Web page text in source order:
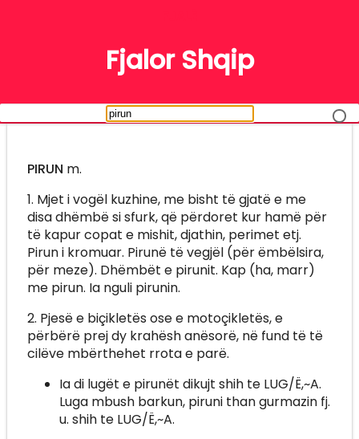
Fjalor Shqip
PIRUN m.
1. Mjet i vogël kuzhine, me bisht të gjatë e me
disa dhëmbë si sfurk, që përdoret kur hamë për
të kapur copat e mishit, djathin, perimet etj.
Pirun i kromuar. Pirunë të vegjël (për ëmbëlsira,
për meze). Dhëmbët e pirunit. Kap (ha, marr)
me pirun. Ia nguli pirunin.
2. Pjesë e biçikletës ose e motoçikletës, e
përbërë prej dy krahësh anësorë, në fund të të
cilëve mbërthehet rrota e parë.
Ia di lugët e pirunët dikujt shih te LUG/Ë,~A.
Luga mbush barkun, piruni than gurmazin fj.
u. shih te LUG/Ë,~A.